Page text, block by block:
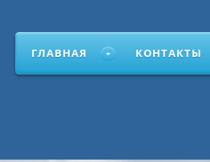
ГЛАВНАЯ КОНТАКТЫ